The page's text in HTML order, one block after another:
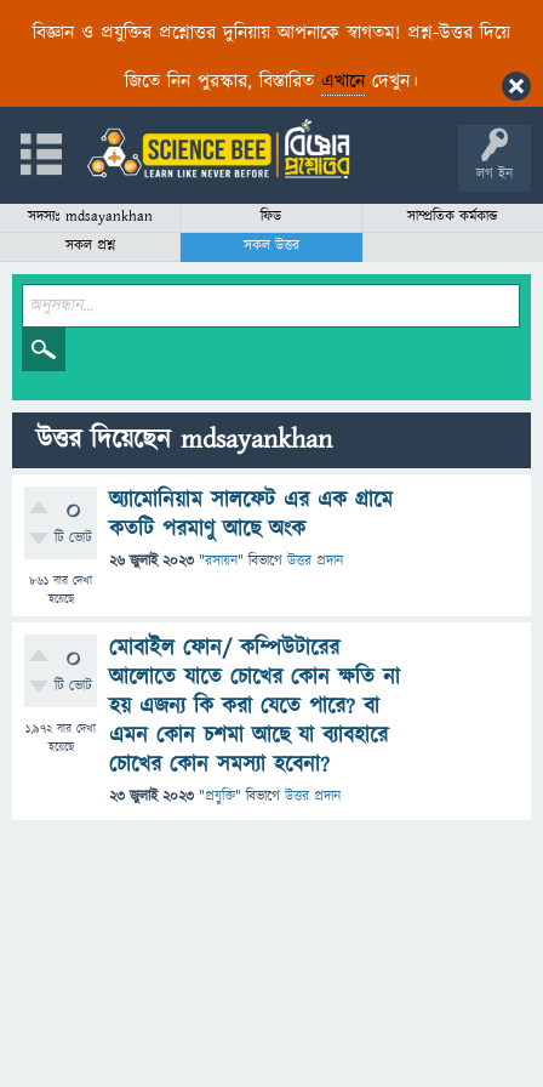
বিজ্ঞান ও প্রযুক্তির প্রশ্নোত্তর দুনিয়ায় আপনাকে স্বাগতম! প্রশ্ন-উত্তর দিয়ে
জিতে নিন পুরস্কার, বিস্তারিত এখানেদেখুন।
লগ ইন
সদস্যঃ mdsayankhan ফিড
সাম্প্রতিক কর্মকান্ড
সকল প্রশ্ন
সকল উত্তর
উত্তর দিয়েছেন mdsayankhan
0
টি ভোট
861 বার দেখা
হয়েছে
অ্যামোনিয়াম সালফেট এর এক গ্রামে
কতটি পরমাণু আছে অংক
26 জুলাই 2023 "রসায়ন" বিভাগে উত্তর প্রদান
0
টি ভোট
1,972বার দেখা
হয়েছে
মোবাইল ফোন/ কম্পিউটারের
আলোতে যাতে চোখের কোন ক্ষতি না
হয় এজন্য কি করা যেতে পারে? বা
এমন কোন চশমা আছে যা ব্যাবহারে
চোখের কোন সমস্যা হবেনা?
23 জুলাই 2023 "প্রযুক্তি" বিভাগে উত্তর প্রদান